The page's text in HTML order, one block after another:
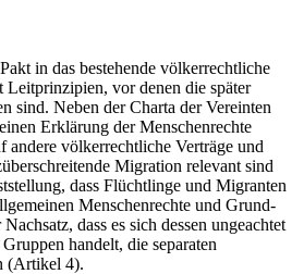
in das beste­hende völkerrechtliche
vor denen die später
sind. Neben der Charta der Vereinten
Erklärung der Menschenrechte
andere völkerrechtliche Verträge und
Migration relevant sind
dass Flüchtlinge und Mi­granten
Menschenrechte und Grund­
dass es sich des­sen ungeachtet
handelt, die sepa­raten
(Artikel 4).